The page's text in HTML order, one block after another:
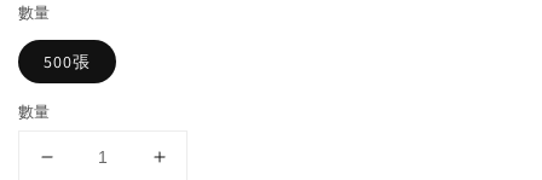
數量
500張
數量